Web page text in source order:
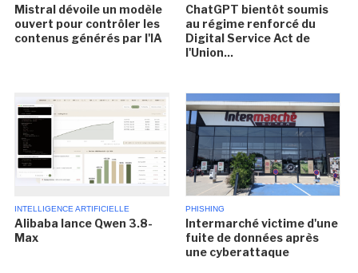
Mistral dévoile un modèle
ouvert pour contrôler les
contenus générés par l'IA
ChatGPT bientôt soumis
au régime renforcé du
Digital Service Act de
l'Union...
INTELLIGENCE ARTIFICIELLE
Alibaba lance Qwen 3.8-
Max
PHISHING
Intermarché victime d'une
fuite de données après
une cyberattaque